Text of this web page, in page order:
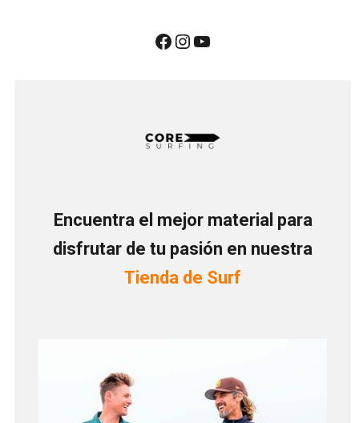
Encuentra el mejor material para
disfrutar de tu pasión en nuestra
Tienda de Surf